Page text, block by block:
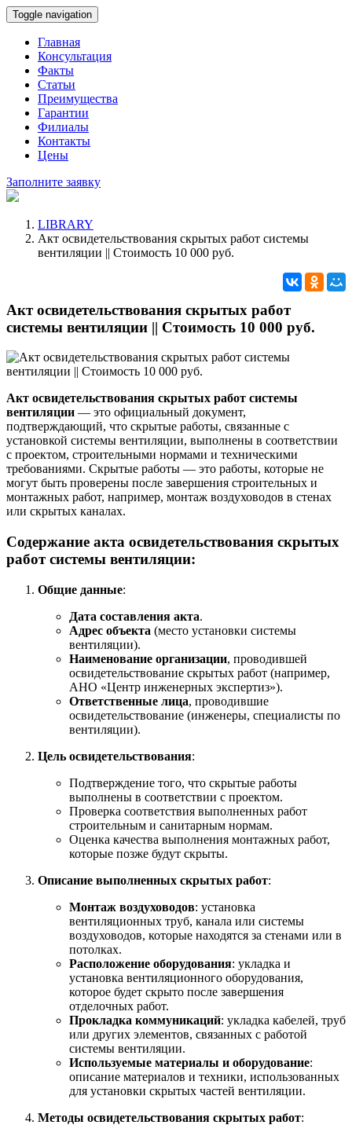
Toggle navigation
Главная
Консультация
Факты
Статьи
Преимущества
Гарантии
Филиалы
Контакты
Цены
Заполните заявку
LIBRARY
Акт освидетельствования скрытых работ системы
вентиляции || Стоимость 10 000 руб.
Акт освидетельствования скрытых работ
системы вентиляции || Стоимость 10 000 руб.
Акт освидетельствования скрытых работ системы
вентиляции — это официальный документ,
подтверждающий, что скрытые работы, связанные с
установкой системы вентиляции, выполнены в соответствии
с проектом, строительными нормами и техническими
требованиями. Скрытые работы — это работы, которые не
могут быть проверены после завершения строительных и
монтажных работ, например, монтаж воздуховодов в стенах
или скрытых каналах.
Содержание акта освидетельствования скрытых
работ системы вентиляции:
Общие данные:
Дата составления акта.
Адрес объекта (место установки системы
вентиляции).
Наименование организации, проводившей
освидетельствование скрытых работ (например,
АНО «Центр инженерных экспертиз»).
Ответственные лица, проводившие
освидетельствование (инженеры, специалисты по
вентиляции).
Цель освидетельствования:
Подтверждение того, что скрытые работы
выполнены в соответствии с проектом.
Проверка соответствия выполненных работ
строительным и санитарным нормам.
Оценка качества выполнения монтажных работ,
которые позже будут скрыты.
Описание выполненных скрытых работ:
Монтаж воздуховодов: установка
вентиляционных труб, канала или системы
воздуховодов, которые находятся за стенами или в
потолках.
Расположение оборудования: укладка и
установка вентиляционного оборудования,
которое будет скрыто после завершения
отделочных работ.
Прокладка коммуникаций: укладка кабелей, труб
или других элементов, связанных с работой
системы вентиляции.
Используемые материалы и оборудование:
описание материалов и техники, использованных
для установки скрытых частей вентиляции.
Методы освидетельствования скрытых работ: